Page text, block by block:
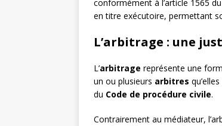
conformément à l’article 1565 du
en titre exécutoire, permettant
L’arbitrage : une
L’arbitrage représente une
un ou plusieurs arbitres
du Code de procédure civile.
Contrairement au médiateur,